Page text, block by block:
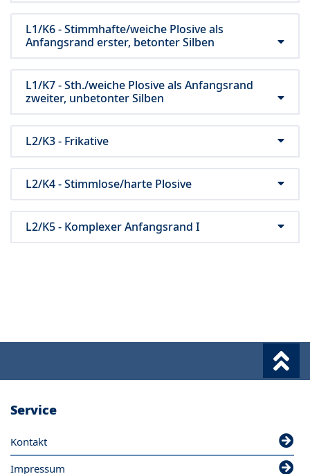
L1/K6 - Stimmhafte/weiche Plosive als
Anfangsrand erster, betonter Silben
L1/K7 - Sth./weiche Plosive als Anfangsrand
zweiter, unbetonter Silben
L2/K3 - Frikative
L2/K4 - Stimmlose/harte Plosive
L2/K5 - Komplexer Anfangsrand I
Service
Kontakt
Impressum